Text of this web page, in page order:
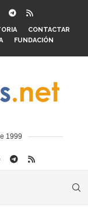
CONTACTAR
FUNDACIÓN
1999